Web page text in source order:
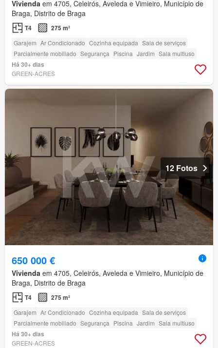
Vivienda em 4705, Celeirós, Aveleda e Vimieiro, Município de
Braga, Distrito de Braga
T4 275 m²
Garajem Ar Condicionado Cozinha equipada Sala de serviços
Parcialmente mobiliado Segurança Piscina Jardim Sala multiuso
Há 30+ dias
GREEN-ACRES
12 Fotos
650 000 €
Vivienda em 4705, Celeirós, Aveleda e Vimieiro, Município de
Braga, Distrito de Braga
T4 275 m²
Garajem Ar Condicionado Cozinha equipada Sala de serviços
Parcialmente mobiliado Segurança Piscina Jardim Sala multiuso
Há 30+ dias
GREEN-ACRES